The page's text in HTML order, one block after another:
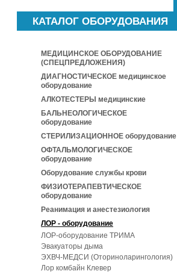
КАТАЛОГ ОБОРУДОВАНИЯ
МЕДИЦИНСКОЕ ОБОРУДОВАНИЕ
(СПЕЦПРЕДЛОЖЕНИЯ)
ДИАГНОСТИЧЕСКОЕ медицинское
оборудование
АЛКОТЕСТЕРЫ медицинские
БАЛЬНЕОЛОГИЧЕСКОЕ
оборудование
СТЕРИЛИЗАЦИОННОЕ оборудование
ОФТАЛЬМОЛОГИЧЕСКОЕ
оборудование
Оборудование службы крови
ФИЗИОТЕРАПЕВТИЧЕСКОЕ
оборудование
Реанимация и анестезиология
ЛОР - оборудование
ЛОР-оборудование ТРИМА
Эвакуаторы дыма
ЭХВЧ-МЕДСИ (Оториноларингология)
Лор комбайн Клевер